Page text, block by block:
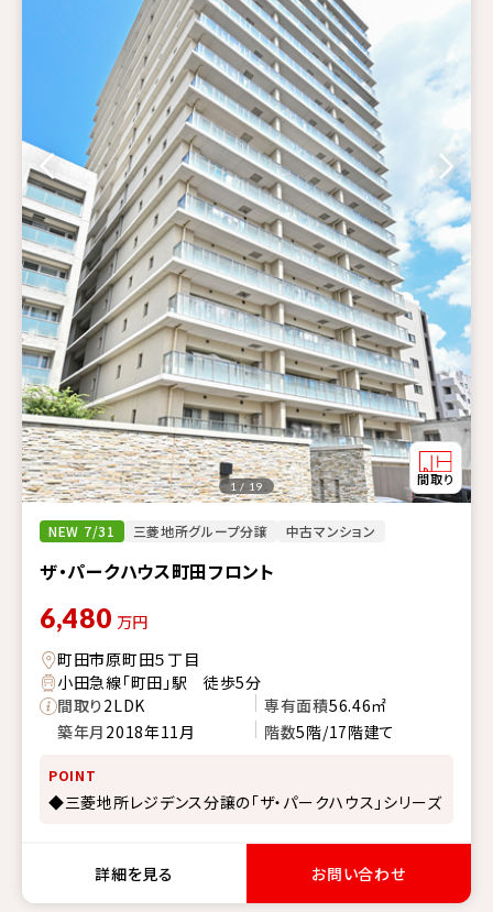
NEW 7/31 三菱地所グループ分譲 中古マンション
ザ・パークハウス町田フロント
1 / 19
6,480 万円
町田市原町田５丁目
小田急線「町田」駅 徒歩5分
間取り2LDK 専有面積56.46㎡
築年月 2018年11月 階数5階/17階建て
POINT
◆三菱地所レジデンス分譲の「ザ・パークハウス」シリーズ
詳細を見る お問い合わせ